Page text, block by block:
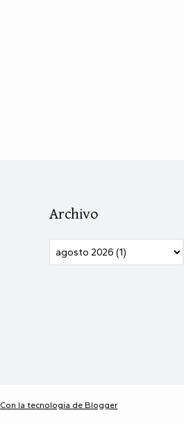
Archivo
Con la tecnología de Blogger